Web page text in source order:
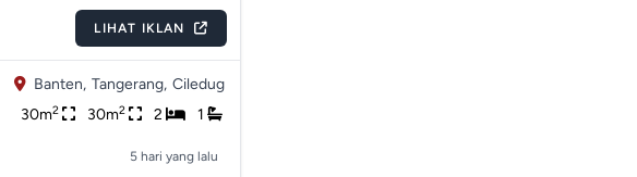
LIHAT IKLAN
Banten, Tangerang, Ciledug
30m2 30m2 2 1
5 hari yang lalu